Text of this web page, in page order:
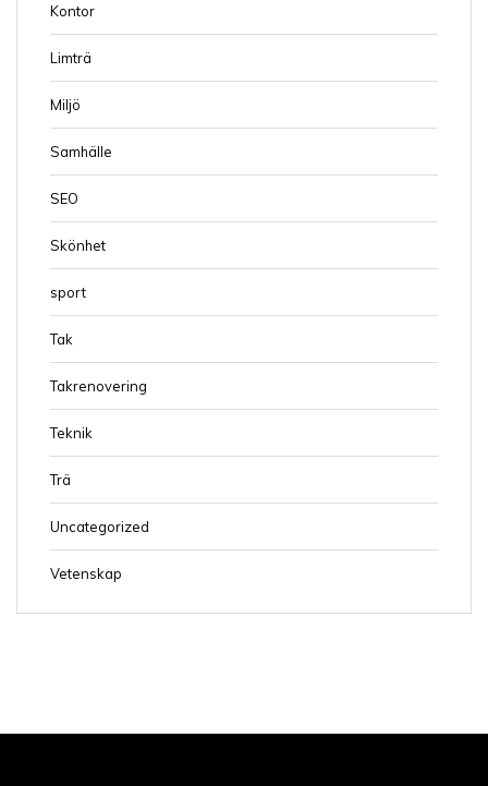
Kontor
Limträ
Miljö
Samhälle
SEO
Skönhet
sport
Tak
Takrenovering
Teknik
Trä
Uncategorized
Vetenskap